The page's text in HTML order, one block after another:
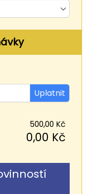
Uplatnit
500,00 Kč
0,00 Kč